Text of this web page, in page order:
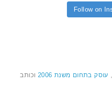
Follow on
עוסק בתחום משנת 2006
וכותב